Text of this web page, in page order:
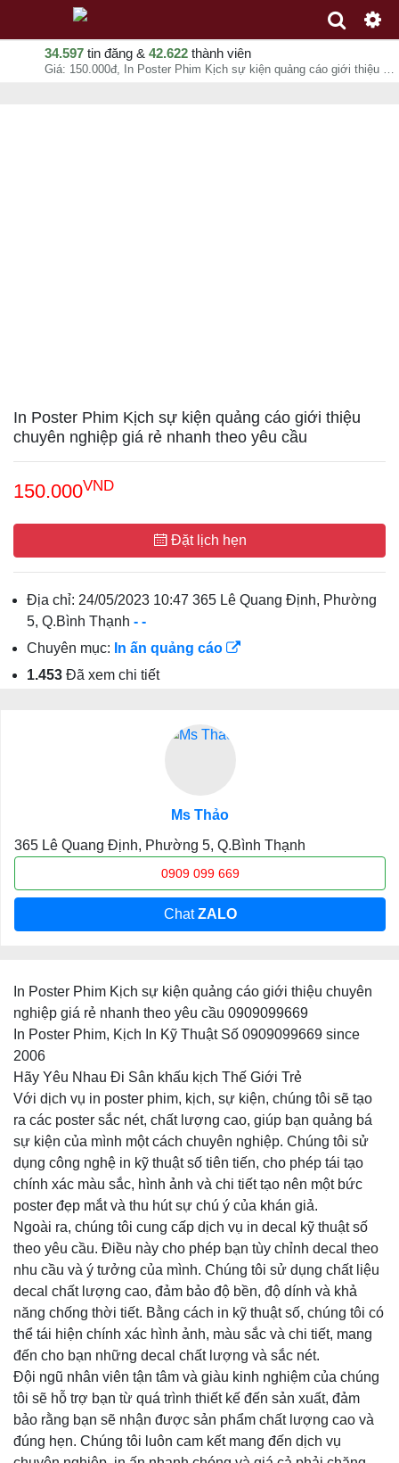
34.597 tin đăng & 42.622 thành viên
Giá: 150.000đ, In Poster Phim Kịch sự kiện quảng cáo giới thiệu chuyên nghiệp giá rẻ nhanh theo yêu cầu, Ms Thảo, chuyên mục In ấn quảng cáo tại - - 07-08-2026 09:51:04
In Poster Phim Kịch sự kiện quảng cáo giới thiệu
chuyên nghiệp giá rẻ nhanh theo yêu cầu
150.000VND
Đặt lịch hẹn
Địa chỉ: 24/05/2023 10:47 365 Lê Quang Định, Phường
5, Q.Bình Thạnh - -
Chuyên mục: In ấn quảng cáo
1.453 Đã xem chi tiết
Ms Thảo
365 Lê Quang Định, Phường 5, Q.Bình Thạnh
0909 099 669
ChatZALO
In Poster Phim Kịch sự kiện quảng cáo giới thiệu chuyên
nghiệp giá rẻ nhanh theo yêu cầu 0909099669
In Poster Phim, Kịch In Kỹ Thuật Số 0909099669 since
2006
Hãy Yêu Nhau Đi Sân khấu kịch Thế Giới Trẻ
Với dịch vụ in poster phim, kịch, sự kiện, chúng tôi sẽ tạo
ra các poster sắc nét, chất lượng cao, giúp bạn quảng bá
sự kiện của mình một cách chuyên nghiệp. Chúng tôi sử
dụng công nghệ in kỹ thuật số tiên tiến, cho phép tái tạo
chính xác màu sắc, hình ảnh và chi tiết tạo nên một bức
poster đẹp mắt và thu hút sự chú ý của khán giả.
Ngoài ra, chúng tôi cung cấp dịch vụ in decal kỹ thuật số
theo yêu cầu. Điều này cho phép bạn tùy chỉnh decal theo
nhu cầu và ý tưởng của mình. Chúng tôi sử dụng chất liệu
decal chất lượng cao, đảm bảo độ bền, độ dính và khả
năng chống thời tiết. Bằng cách in kỹ thuật số, chúng tôi có
thể tái hiện chính xác hình ảnh, màu sắc và chi tiết, mang
đến cho bạn những decal chất lượng và sắc nét.
Đội ngũ nhân viên tận tâm và giàu kinh nghiệm của chúng
tôi sẽ hỗ trợ bạn từ quá trình thiết kế đến sản xuất, đảm
bảo rằng bạn sẽ nhận được sản phẩm chất lượng cao và
đúng hẹn. Chúng tôi luôn cam kết mang đến dịch vụ